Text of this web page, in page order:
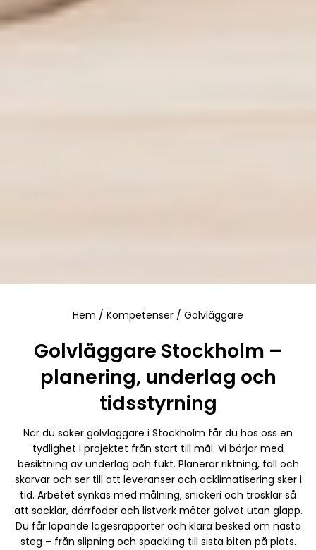
Hem / Kompetenser / Golvläggare
Golvläggare Stockholm –
planering, underlag och
tidsstyrning
När du söker golvläggare i Stockholm får du hos oss en
tydlighet i projektet från start till mål. Vi börjar med
besiktning av underlag och fukt. Planerar riktning, fall och
skarvar och ser till att leveranser och acklimatisering sker i
tid. Arbetet synkas med målning, snickeri och trösklar så
att socklar, dörrfoder och listverk möter golvet utan glapp.
Du får löpande lägesrapporter och klara besked om nästa
steg – från slipning och spackling till sista biten på plats.